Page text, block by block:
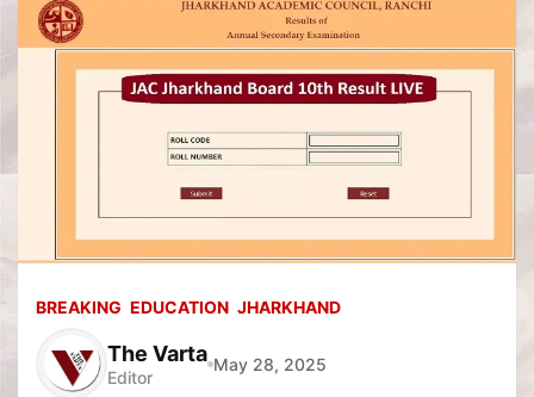
BREAKING EDUCATION JHARKHAND
The Varta
Editor
May 28, 2025